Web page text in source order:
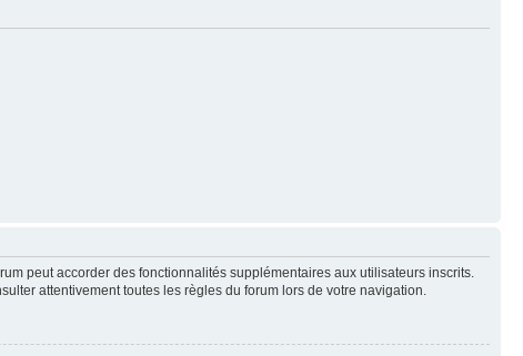
peut accorder des fonctionnalités supplémentaires aux utilisateurs inscrits.
attentivement toutes les règles du forum lors de votre navigation.